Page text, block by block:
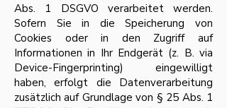
Abs. 1 DSGVO verarbeitet werden.
Sofern Sie in die Speicherung von
Cookies oder in den Zugriff auf
Informationen in Ihr Endgerät (z. B. via
Device-Fingerprinting) eingewilligt
haben, erfolgt die Datenverarbeitung
zusätzlich auf Grundlage von § 25 Abs. 1